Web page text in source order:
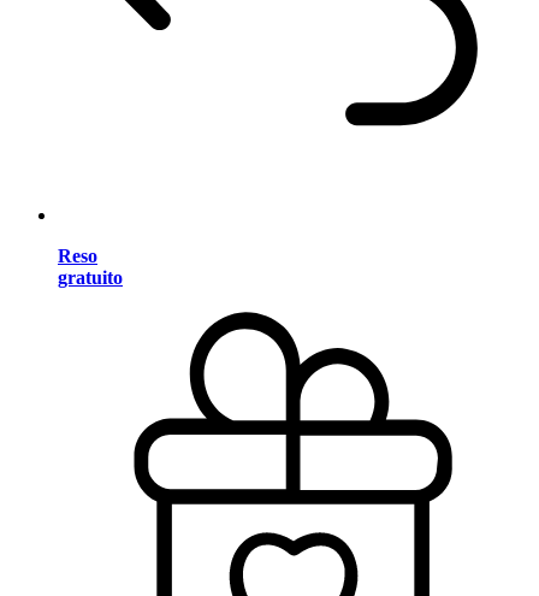
Reso
gratuito